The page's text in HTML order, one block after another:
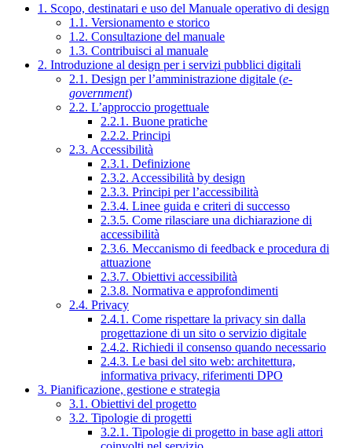
1. Scopo, destinatari e uso del Manuale operativo di design
1.1. Versionamento e storico
1.2. Consultazione del manuale
1.3. Contribuisci al manuale
2. Introduzione al design per i servizi pubblici digitali
2.1. Design per l’amministrazione digitale (e-
government)
2.2. L’approccio progettuale
2.2.1. Buone pratiche
2.2.2. Principi
2.3. Accessibilità
2.3.1. Definizione
2.3.2. Accessibilità by design
2.3.3. Principi per l’accessibilità
2.3.4. Linee guida e criteri di successo
2.3.5. Come rilasciare una dichiarazione di
accessibilità
2.3.6. Meccanismo di feedback e procedura di
attuazione
2.3.7. Obiettivi accessibilità
2.3.8. Normativa e approfondimenti
2.4. Privacy
2.4.1. Come rispettare la privacy sin dalla
progettazione di un sito o servizio digitale
2.4.2. Richiedi il consenso quando necessario
2.4.3. Le basi del sito web: architettura,
informativa privacy, riferimenti DPO
3. Pianificazione, gestione e strategia
3.1. Obiettivi del progetto
3.2. Tipologie di progetti
3.2.1. Tipologie di progetto in base agli attori